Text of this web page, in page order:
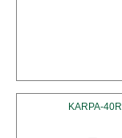
KARPA-40R